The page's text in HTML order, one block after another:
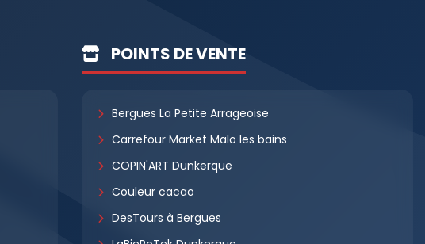
POINTS DE VENTE
Bergues La Petite Arrageoise
Carrefour Market Malo les bains
COPIN'ART Dunkerque
Couleur cacao
DesTours à Bergues